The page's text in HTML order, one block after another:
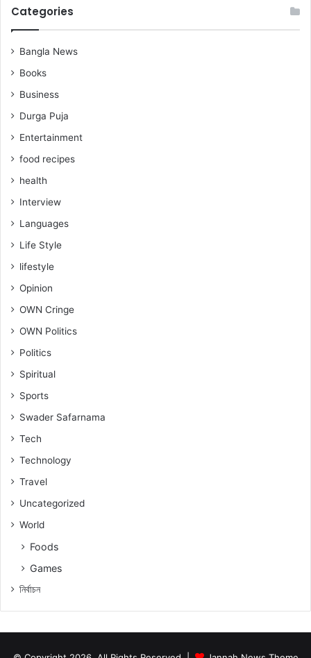
Categories
Bangla News
Books
Business
Durga Puja
Entertainment
food recipes
health
Interview
Languages
Life Style
lifestyle
Opinion
OWN Cringe
OWN Politics
Politics
Spiritual
Sports
Swader Safarnama
Tech
Technology
Travel
Uncategorized
World
Foods
Games
নিৰ্বাচন